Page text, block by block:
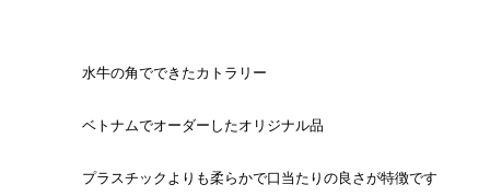
水牛の角でできたカトラリー
ベトナムでオーダーしたオリジナル品
プラスチックよりも柔らかで口当たりの良さが特徴です